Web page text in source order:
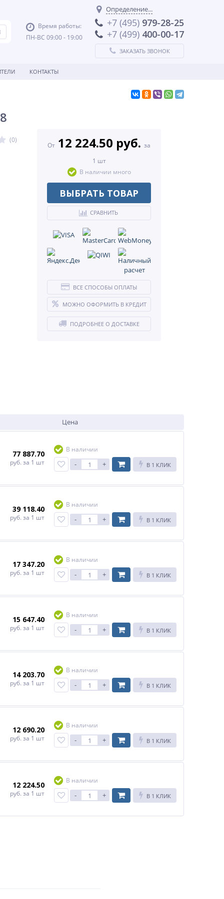
Время работы:
ПН-ВС 09:00 - 19:00
Определение...
+7 (495) 979-28-25
+7 (499) 400-00-17
ЗАКАЗАТЬ ЗВОНОК
КОНТАКТЫ
(0)
От 12 224.50 руб. за
1 шт
В наличии много
ВЫБРАТЬ ТОВАР
СРАВНИТЬ
ВСЕ СПОСОБЫ ОПЛАТЫ
МОЖНО ОФОРМИТЬ В КРЕДИТ
ПОДРОБНЕЕ О ДОСТАВКЕ
Цена
77 887.70
руб. за 1 шт
В наличии
- + В 1 КЛИК
39 118.40
руб. за 1 шт
В наличии
- + В 1 КЛИК
17 347.20
руб. за 1 шт
В наличии
- + В 1 КЛИК
15 647.40
руб. за 1 шт
В наличии
- + В 1 КЛИК
14 203.70
руб. за 1 шт
В наличии
- + В 1 КЛИК
12 690.20
руб. за 1 шт
В наличии
- + В 1 КЛИК
12 224.50
руб. за 1 шт
В наличии
- + В 1 КЛИК